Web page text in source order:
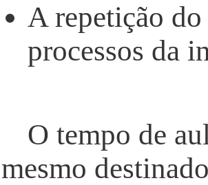
A repetição
processos da
O tempo de
mesmo